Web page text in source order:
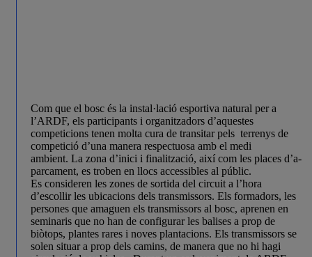
Com que el bosc és la instal·lació esportiva natural per a
l’ARDF, els participants i organitzadors d’aques­tes
competicions tenen molta cura de transitar pels terrenys de
competició d’una manera respectuosa amb el medi
ambient. La zona d’inici i finalització, així com les places d’a­
par­ca­ment, es troben en llocs acces­sibles al públic.
Es consideren les zones de sortida del circuit a l’hora
d’escollir les ubicacions dels transmissors. Els formadors, les
persones que amaguen els transmissors al bosc, aprenen en
seminaris que no han de configurar les balises a prop de
biòtops, plantes rares i noves plantacions. Els transmissors se
solen situar a prop dels camins, de manera que no hi hagi